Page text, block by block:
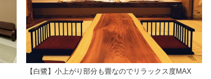
【白鷺】小上がり部分も畳なのでリラックス度MAX